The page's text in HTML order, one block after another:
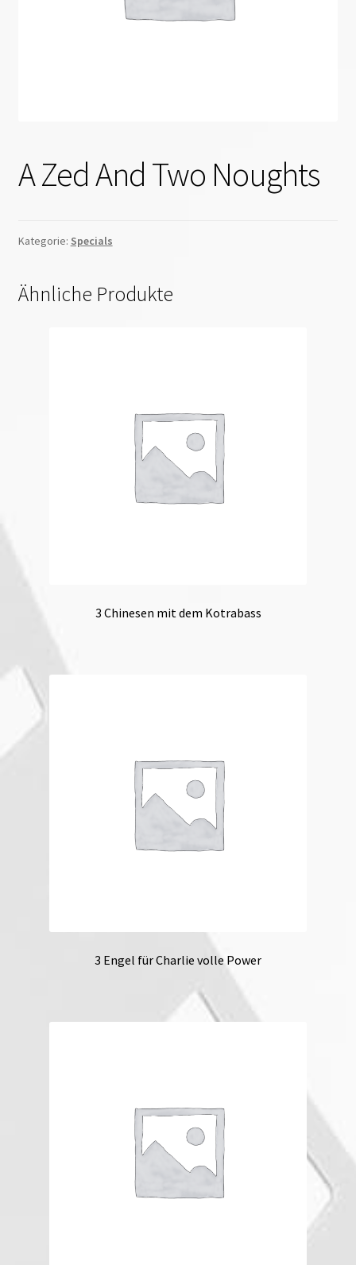
A Zed And Two Noughts
Kategorie: Specials
Ähnliche Produkte
3 Chinesen mit dem Kotrabass
3 Engel für Charlie volle Power